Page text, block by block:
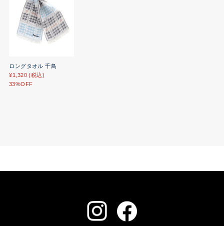
ロングタオル 千鳥
¥1,320 (税込)
33%OFF